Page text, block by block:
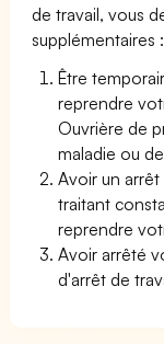
de travail, vous
supplémentaires :
Être
reprendre
Ouvrière de
maladie ou
Avoir un
traitant
reprendre
Avoir arrêté
d'arrêt de